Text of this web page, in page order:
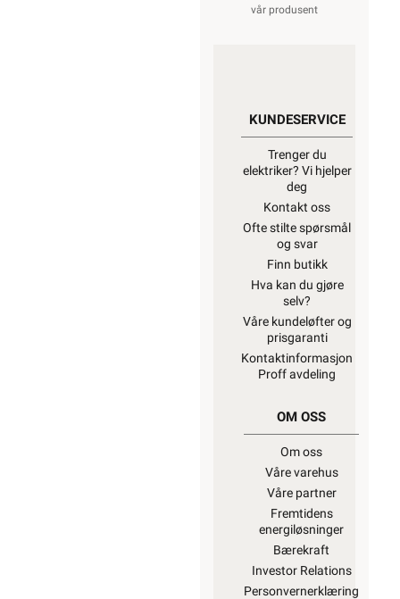
vår produsent
KUNDESERVICE
Trenger du
elektriker? Vi hjelper
deg
Kontakt oss
Ofte stilte spørsmål
og svar
Finn butikk
Hva kan du gjøre
selv?
Våre kundeløfter og
prisgaranti
Kontaktinformasjon
Proff avdeling
OM OSS
Om oss
Våre varehus
Våre partner
Fremtidens
energiløsninger
Bærekraft
Investor Relations
Personvernerklæring